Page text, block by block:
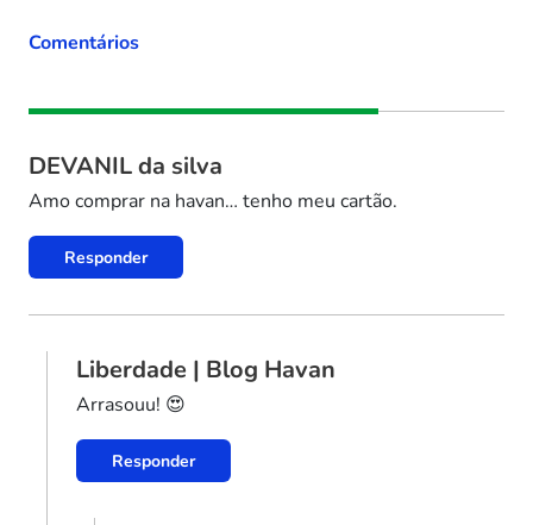
Comentários
DEVANIL da silva
Amo comprar na havan… tenho meu cartão.
Responder
Liberdade | Blog Havan
Arrasouu! 😍
Responder